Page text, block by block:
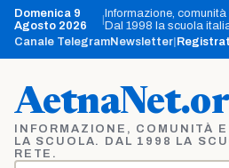
Vai
contenuto
Domenica 9
Agosto 2026
|Informazione,
Dal 1998 la scuola
Canale TelegramNewsletter
INFORMAZIONE, COMUNITÀ
LA SCUOLA. DAL 1998 LA
RETE.